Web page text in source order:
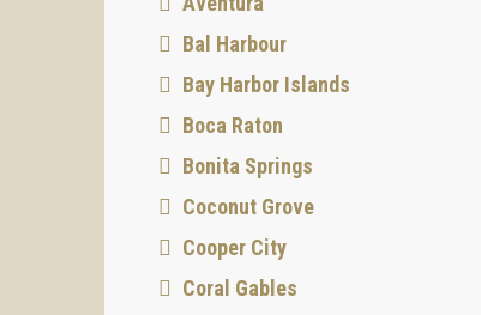
Bal Harbour
Bay Harbor Islands
Boca Raton
Bonita Springs
Coconut Grove
Cooper City
Coral Gables